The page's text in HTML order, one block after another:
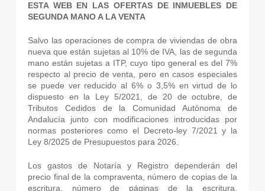
ESTA WEB EN LAS OFERTAS DE INMUEBLES DE
SEGUNDA MANO A LA VENTA
Salvo las operaciones de compra de viviendas de obra
nueva que están sujetas al 10% de IVA, las de segunda
mano están sujetas a ITP, cuyo tipo general es del 7%
respecto al precio de venta, pero en casos especiales
se puede ver reducido al 6% o 3,5% en virtud de lo
dispuesto en la Ley 5/2021, de 20 de octubre, de
Tributos Cedidos de la Comunidad Autónoma de
Andalucía junto con modificaciones introducidas por
normas posteriores como el Decreto-ley 7/2021 y la
Ley 8/2025 de Presupuestos para 2026.
Los gastos de Notaría y Registro dependerán del
precio final de la compraventa, número de copias de la
escritura, número de páginas de la escritura,